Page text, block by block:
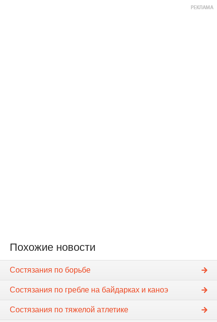
Похожие новости
Состязания по борьбе
Состязания по гребле на байдарках и каноэ
Состязания по тяжелой атлетике